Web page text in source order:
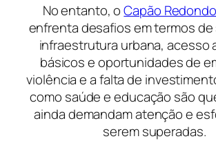
No entanto, oCapão Redondo
enfrenta desafios em termos
infraestrutura urbana, acesso
básicos e oportunidades de
violência e a falta de
como saúde e educação são
ainda demandam atenção e
serem superadas.